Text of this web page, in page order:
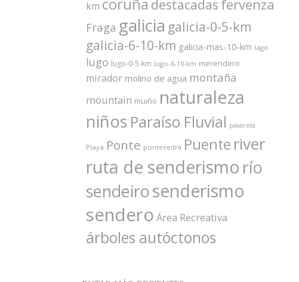
km coruña destacadas fervenza
Fraga galicia galicia-0-5-km
galicia-6-10-km galicia-mas-10-km lago
lugo lugo-0-5-km lugo-6-10-km merendero
mirador molino de agua montaña
mountain muiño naturaleza
niños Paraíso Fluvial pasarela
Playa Ponte pontevedra Puente river
ruta de senderismo río
sendeirosenderismo
sendero Área Recreativa
árboles autóctonos